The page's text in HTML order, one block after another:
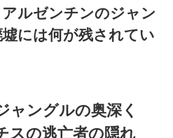
ルゼンチンのジャン
には何が残されてい
ャングルの奥深く
スの逃亡者の隠れ